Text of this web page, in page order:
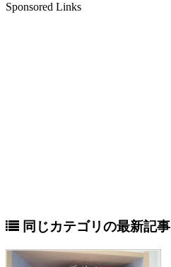
Sponsored Links
同じカテゴリの最新記事